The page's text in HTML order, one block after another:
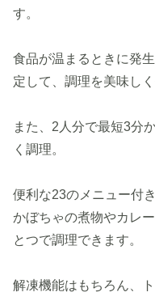
す。
食品が温まるときに発
定して、調理を美味しく
また、2人分で最短3分
く調理。
便利な23のメニュー付き
かぼちゃの煮物やカレ
とつで調理できます。
解凍機能はもちろん、